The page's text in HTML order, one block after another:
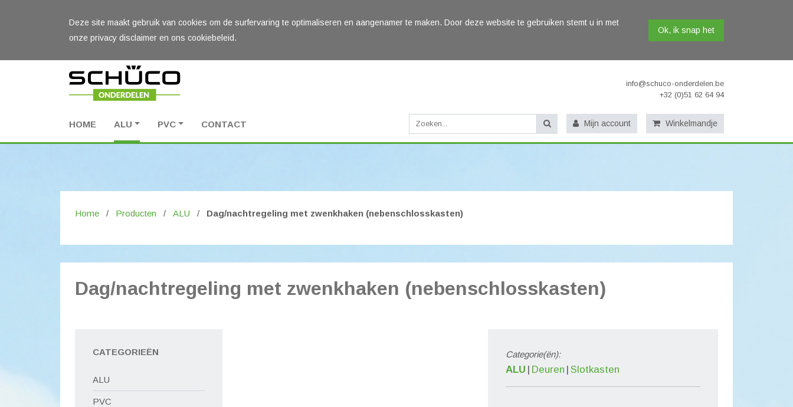
Deze site maakt gebruik van cookies om de surfervaring te optimaliseren en aangenamer te maken. Door deze website te gebruiken stemt u in met
onze privacy disclaimer en ons cookiebeleid.
Ok, ik snap het
info@schuco-onderdelen.be
+32 (0)51 62 64 94
HOME ALU PVC CONTACT Mijn account Winkelmandje
Home / Producten / ALU / Dag/nachtregeling met zwenkhaken (nebenschlosskasten)
Dag/nachtregeling met zwenkhaken (nebenschlosskasten)
CATEGORIEËN
ALU
PVC
Categorie(ën):
ALU Deuren Slotkasten